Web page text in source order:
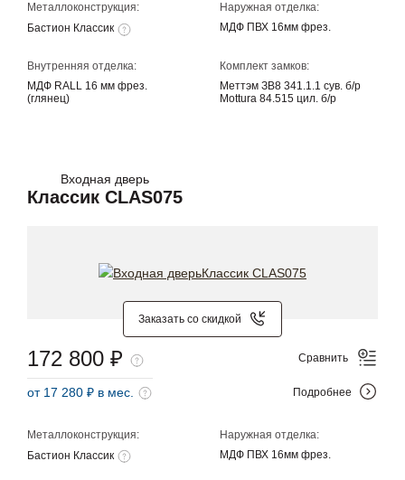
Металлоконструкция:
Бастион Классик
Наружная отделка:
МДФ ПВХ 16мм фрез.
Внутренняя отделка:
МДФ RALL 16 мм фрез.
(глянец)
Комплект замков:
Меттэм ЗВ8 341.1.1 сув. б/р
Mottura 84.515 цил. б/р
Входная дверь
Классик CLAS075
Заказать со скидкой
Металлоконструкция:
Бастион Классик
Наружная отделка:
МДФ ПВХ 16мм фрез.
172 800 ₽
от 17 280 ₽ в мес.
Сравнить
Подробнее